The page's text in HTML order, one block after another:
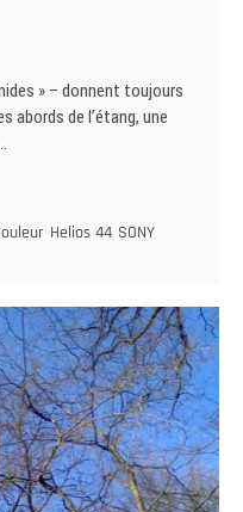
» – donnent toujours
abords de l’étang, une
Helios 44 SONY